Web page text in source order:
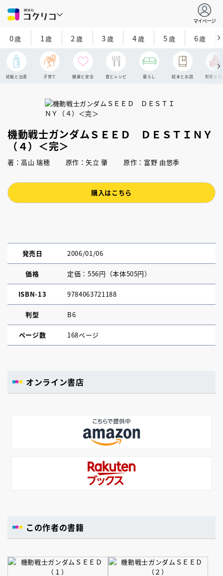
マイページ
0歳 1歳 2 歳 3歳 4歳 5歳 6歳
妊娠と出産 子育て 健康と安全 食とレシピ 暮らし 絵本とお話 知育と探
機動戦士ガンダムＳＥＥＤ ＤＥＳＴＩＮＹ
（４）＜完＞
著：高山 瑞穂 原作：矢立 肇 原作：富野 由悠季
購入はこちら
発売日 2006/01/06
価格 定価：556円（本体505円）
ISBN-13 9784063721188
判型 B6
ページ数 168ページ
オンライン書店
この作者の書籍